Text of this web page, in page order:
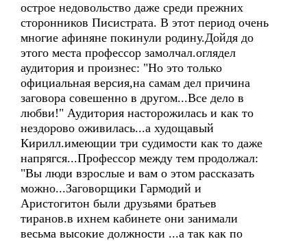
острое недовольство даже среди прежних
сторонников Писистрата. В этот период очень
многие афиняне покинули родину.Дойдя до
этого места профессор замолчал.оглядел
аудитория и произнес: "Но это только
официальная версия,на самам дел причина
заговора совешенно в другом...Все дело в
любви!" Аудитория насторожилась и как то
нездорово оживилась...а худощавый
Кирилл.имеющии три судимости как то даже
напрягся...Профессор между тем продолжал:
"Вы люди взрослые и вам о этом рассказать
можно...Заговорщики Гармодий и
Аристогитон были друзьями братьев
тиранов.в ихнем кабинете они занимали
весьма высокие должности ...а так как по